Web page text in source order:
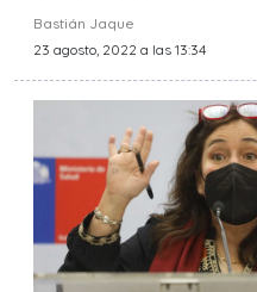
Bastián Jaque
23 agosto, 2022 a las 13:34